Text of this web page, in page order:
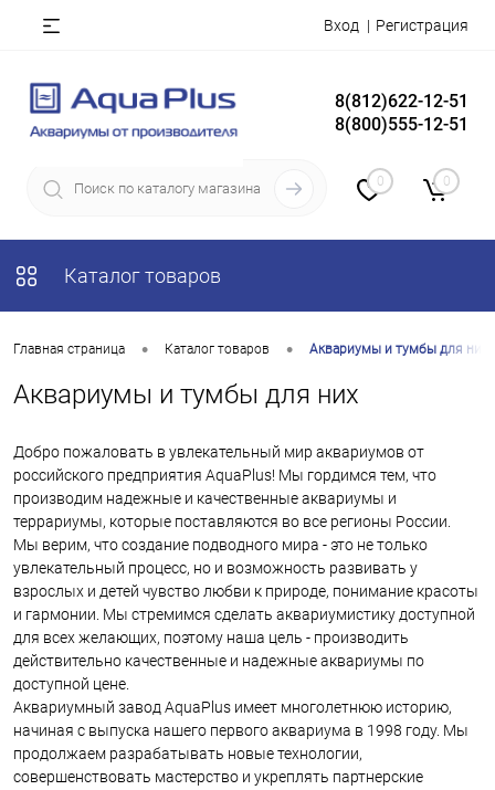
Вход Регистрация
8(812)622-12-51
8(800)555-12-51
0 0
Каталог товаров
Главная страница • Каталог товаров • Аквариумы и тумбы для них
Аквариумы и тумбы для них
Добро пожаловать в увлекательный мир аквариумов от
российского предприятия AquaPlus! Мы гордимся тем, что
производим надежные и качественные аквариумы и
террариумы, которые поставляются во все регионы России.
Мы верим, что создание подводного мира - это не только
увлекательный процесс, но и возможность развивать у
взрослых и детей чувство любви к природе, понимание красоты
и гармонии. Мы стремимся сделать аквариумистику доступной
для всех желающих, поэтому наша цель - производить
действительно качественные и надежные аквариумы по
доступной цене.
Аквариумный завод AquaPlus имеет многолетнюю историю,
начиная с выпуска нашего первого аквариума в 1998 году. Мы
продолжаем разрабатывать новые технологии,
совершенствовать мастерство и укреплять партнерские